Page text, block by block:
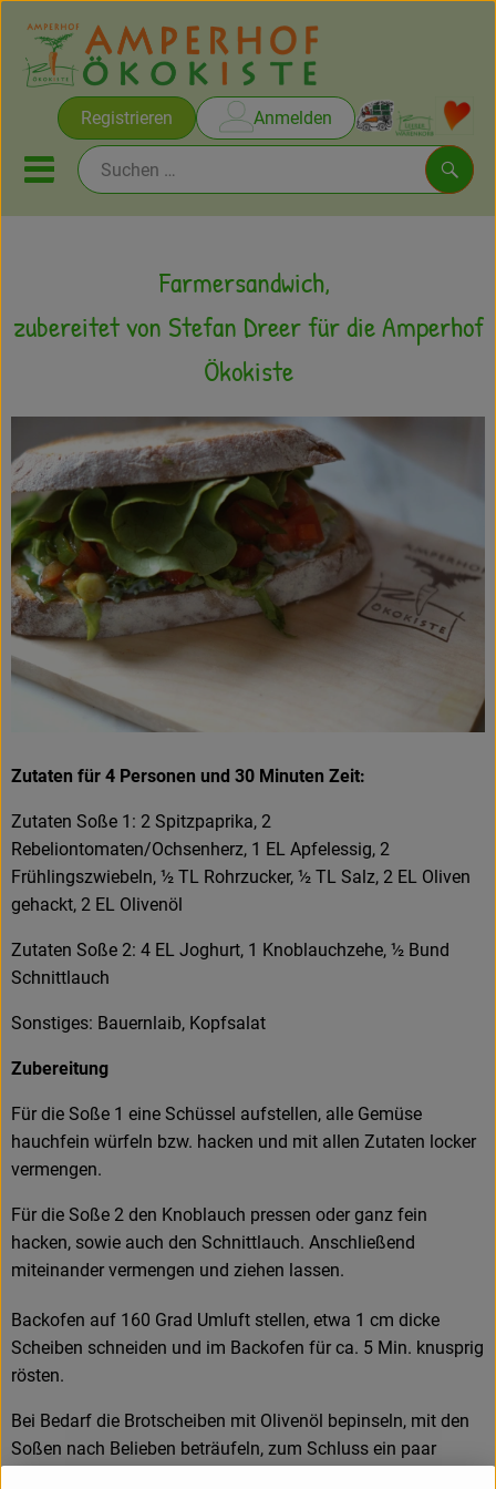
Registrieren Anmelden
Mobiles Menu öffnen oder
Rezepte
Ökokisten
Obst & Gemüse
Frisches
Angebote
Haltbares
Getränke
Naturkosmetik
Drogerie
Gratis Ökokiste im Wert von 25 Euro
Veranstaltungen
Kundenbrief
Farmersandwich,
zubereitet von Stefan Dreer für die Amperhof
Ökokiste
Zutaten für 4 Personen und 30 Minuten Zeit:
Zutaten Soße 1: 2 Spitzpaprika, 2
Rebeliontomaten/Ochsenherz, 1 EL Apfelessig, 2
Frühlingszwiebeln, ½ TL Rohrzucker, ½ TL Salz, 2 EL Oliven
gehackt, 2 EL Olivenöl
Zutaten Soße 2: 4 EL Joghurt, 1 Knoblauchzehe, ½ Bund
Schnittlauch
Sonstiges: Bauernlaib, Kopfsalat
Zubereitung
Für die Soße 1 eine Schüssel aufstellen, alle Gemüse
hauchfein würfeln bzw. hacken und mit allen Zutaten locker
vermengen.
Für die Soße 2 den Knoblauch pressen oder ganz fein
hacken, sowie auch den Schnittlauch. Anschließend
miteinander vermengen und ziehen lassen.
Backofen auf 160 Grad Umluft stellen, etwa 1 cm dicke
Scheiben schneiden und im Backofen für ca. 5 Min. knusprig
rösten.
Bei Bedarf die Brotscheiben mit Olivenöl bepinseln, mit den
Soßen nach Belieben beträufeln, zum Schluss ein paar